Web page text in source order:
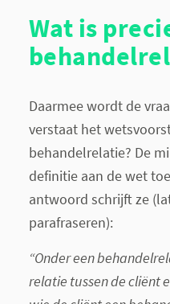
Wat is
Daarmee wordt de
verstaat het
behandelrelatie? De
definitie aan de wet
antwoord schrijft ze
parafraseren):
“Onder een
relatie tussen de cliënt